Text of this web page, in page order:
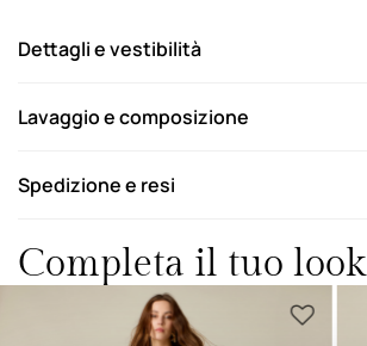
Dettagli e vestibilità
Lavaggio e composizione
Spedizione e resi
Completa il tuo look